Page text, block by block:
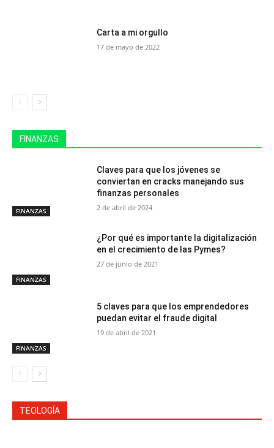
Carta a mi orgullo
17 de mayo de 2022
FINANZAS
FINANZAS
Claves para que los jóvenes se
conviertan en cracks manejando sus
finanzas personales
2 de abril de 2024
FINANZAS
¿Por qué es importante la digitalización
en el crecimiento de las Pymes?
27 de junio de 2021
FINANZAS
5 claves para que los emprendedores
puedan evitar el fraude digital
19 de abril de 2021
TEOLOGÍA